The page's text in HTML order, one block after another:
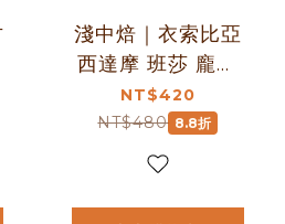
淺中焙｜衣索比亞
西達摩 班莎 龐貝
G1 日曬處理法｜芒
果乾與太妃糖甜感
(半磅)｜暖窩咖啡
NT$420
NT$480 8.8折